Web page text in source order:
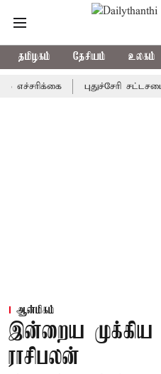
தமிழகம் தேசியம் உலகம்
புதுச்சேரி
ஆன்மிகம்
இன்றைய முக்கிய
ராசிபலன்